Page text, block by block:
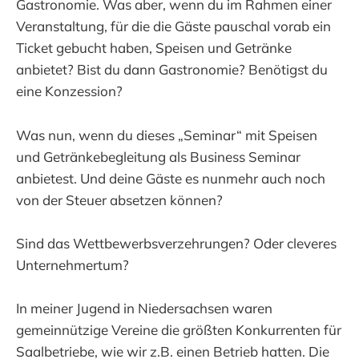
Gastronomie. Was aber, wenn du im Rahmen einer
Veranstaltung, für die die Gäste pauschal vorab ein
Ticket gebucht haben, Speisen und Getränke
anbietet? Bist du dann Gastronomie? Benötigst du
eine Konzession?
Was nun, wenn du dieses „Seminar“ mit Speisen
und Getränkebegleitung als Business Seminar
anbietest. Und deine Gäste es nunmehr auch noch
von der Steuer absetzen können?
Sind das Wettbewerbsverzehrungen? Oder cleveres
Unternehmertum?
In meiner Jugend in Niedersachsen waren
gemeinnützige Vereine die größten Konkurrenten für
Saalbetriebe, wie wir z.B. einen Betrieb hatten. Die